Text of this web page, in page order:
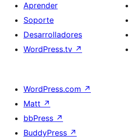
Aprender
Soporte
Desarrolladores
WordPress.tv ↗
WordPress.com ↗
Matt ↗
bbPress ↗
BuddyPress ↗